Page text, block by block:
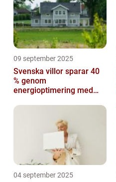
09 september 2025
Svenska villor sparar 40
% genom
energioptimering med
04 september 2025